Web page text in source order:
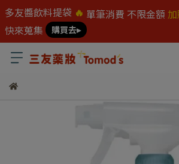
多友醬飲料提袋 🔥 單筆消費 不限金額
快來蒐集
購買去▸